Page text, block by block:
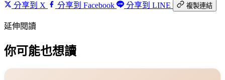
分享到 X 分享到 Facebook 分享到 LINE 複製連結
延伸閱讀
你可能也想讀